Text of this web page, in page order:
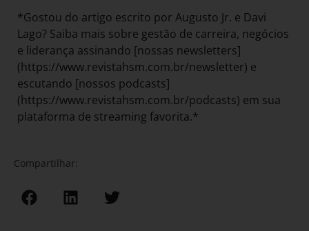
*Gostou do artigo escrito por Augusto Jr. e Davi
Lago? Saiba mais sobre gestão de carreira, negócios
e liderança assinando [nossas newsletters]
(https://www.revistahsm.com.br/newsletter) e
escutando [nossos podcasts]
(https://www.revistahsm.com.br/podcasts) em sua
plataforma de streaming favorita.*
Compartilhar: